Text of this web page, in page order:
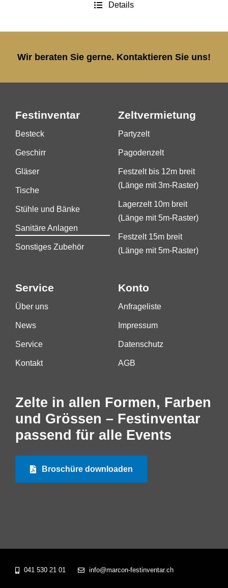
Details
Wir beraten Sie gerne. Kontaktieren Sie uns!
Festinventar
Besteck
Geschirr
Gläser
Tische
Stühle und Bänke
Sanitäre Anlagen
Sonstiges Zubehör
Zeltvermietung
Partyzelt
Pagodenzelt
Festzelt bis 12m breit
(Länge mit 3m-Raster)
Lagerzelt 10m breit
(Länge mit 5m-Raster)
Festzelt 15m breit
(Länge mit 5m-Raster)
Service
Über uns
News
Service
Kontakt
Konto
Anfrageliste
Impressum
Datenschutz
AGB
Zelte in allen Formen, Farben
und Grössen – Festinventar
passend für alle Events
Broschüre downloaden
041 530 21 01 info@marcon-festinventar.ch